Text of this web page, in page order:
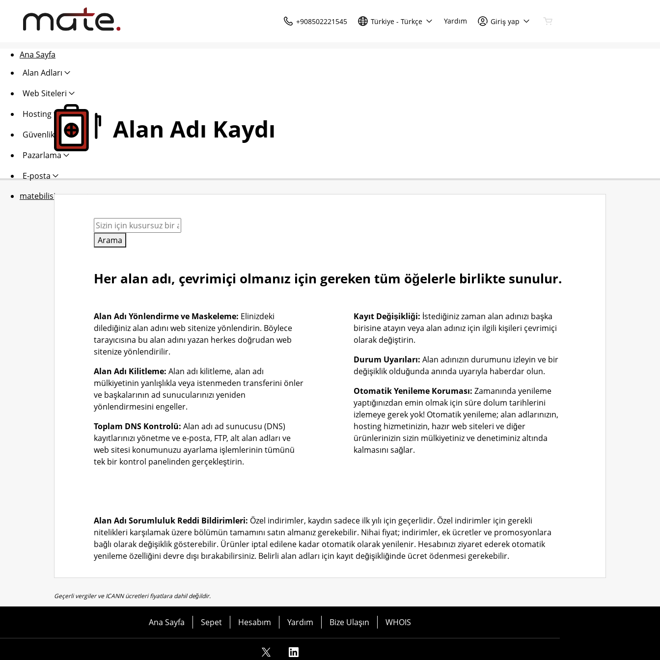
+908502221545 Türkiye - Türkçe Yardım Giriş yap
Ana Sayfa
Alan Adları
Web Siteleri
Hosting
Güvenlik
Pazarlama
E-posta
matebilisim.com ↵
Alan Adı Kaydı
Arama
Her alan adı, çevrimiçi olmanız için gereken tüm öğelerle birlikte sunulur.
Alan Adı Yönlendirme ve Maskeleme: Elinizdeki
dilediğiniz alan adını web sitenize yönlendirin. Böylece
tarayıcısına bu alan adını yazan herkes doğrudan web
sitenize yönlendirilir.
Alan Adı Kilitleme: Alan adı kilitleme, alan adı
mülkiyetinin yanlışlıkla veya istenmeden transferini önler
ve başkalarının ad sunucularınızı yeniden
yönlendirmesini engeller.
Toplam DNS Kontrolü: Alan adı ad sunucusu (DNS)
kayıtlarınızı yönetme ve e-posta, FTP, alt alan adları ve
web sitesi konumunuzu ayarlama işlemlerinin tümünü
tek bir kontrol panelinden gerçekleştirin.
Kayıt Değişikliği: İstediğiniz zaman alan adınızı başka
birisine atayın veya alan adınız için ilgili kişileri çevrimiçi
olarak değiştirin.
Durum Uyarıları: Alan adınızın durumunu izleyin ve bir
değişiklik olduğunda anında uyarıyla haberdar olun.
Otomatik Yenileme Koruması: Zamanında yenileme
yaptığınızdan emin olmak için süre dolum tarihlerini
izlemeye gerek yok! Otomatik yenileme; alan adlarınızın,
hosting hizmetinizin, hazır web siteleri ve diğer
ürünlerinizin sizin mülkiyetiniz ve denetiminiz altında
kalmasını sağlar.
Alan Adı Sorumluluk Reddi Bildirimleri: Özel indirimler, kaydın sadece ilk yılı için geçerlidir. Özel indirimler için gerekli
nitelikleri karşılamak üzere bölümün tamamını satın almanız gerekebilir. Nihai fiyat; indirimler, ek ücretler ve promosyonlara
bağlı olarak değişiklik gösterebilir. Ürünler iptal edilene kadar otomatik olarak yenilenir. Hesabınızı ziyaret ederek otomatik
yenileme özelliğini devre dışı bırakabilirsiniz. Belirli alan adları için kayıt değişikliğinde ücret ödenmesi gerekebilir.
Geçerli vergiler ve ICANN ücretleri fiyatlara dahil değildir.
Ana Sayfa Sepet Hesabım Yardım Bize Ulaşın WHOIS